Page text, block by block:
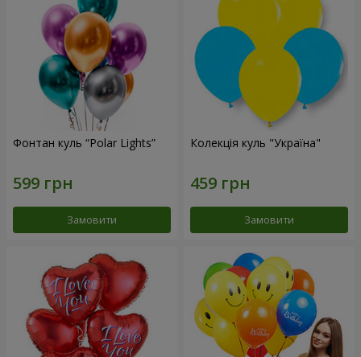
Фонтан куль “Polar Lights”
Замовити
Колекція куль "Україна"
Замовити